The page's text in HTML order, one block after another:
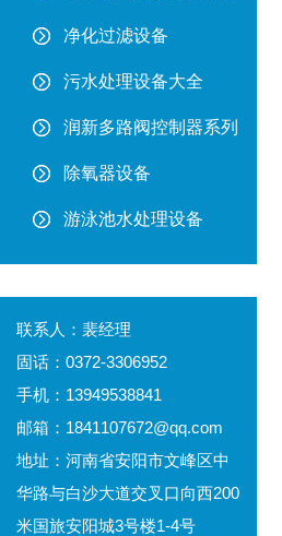
净化过滤设备
污水处理设备大全
润新多路阀控制器系列
除氧器设备
游泳池水处理设备
联系人：裴经理
固话：0372-3306952
手机：13949538841
邮箱：1841107672@qq.com
地址：河南省安阳市文峰区中
华路与白沙大道交叉口向西200
米国旅安阳城3号楼1-4号